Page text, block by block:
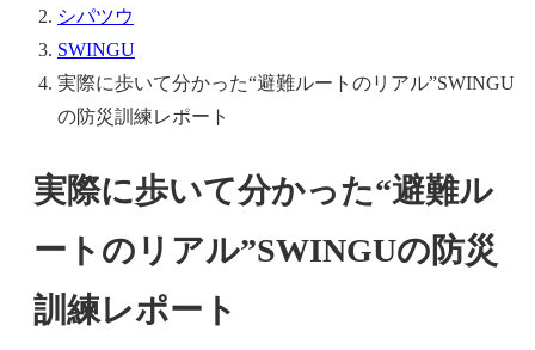
シパツウ
SWINGU
実際に歩いて分かった“避難ルートのリアル”SWINGU
の防災訓練レポート
実際に歩いて分かった“避難ル
ートのリアル”SWINGUの防災
訓練レポート